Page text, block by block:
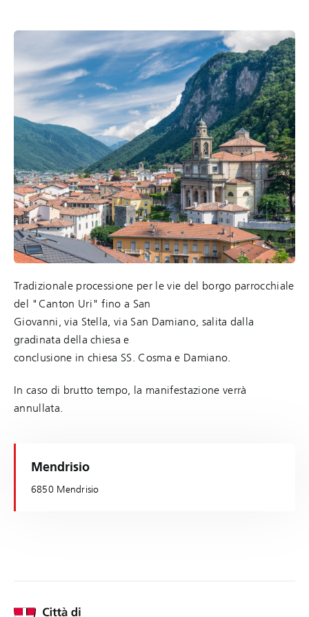
Tradizionale processione per le vie del borgo parrocchiale
del "Canton Uri" fino a San
Giovanni, via Stella, via San Damiano, salita dalla
gradinata della chiesa e
conclusione in chiesa SS. Cosma e Damiano.
In caso di brutto tempo, la manifestazione verrà
annullata.
Mendrisio
6850 Mendrisio